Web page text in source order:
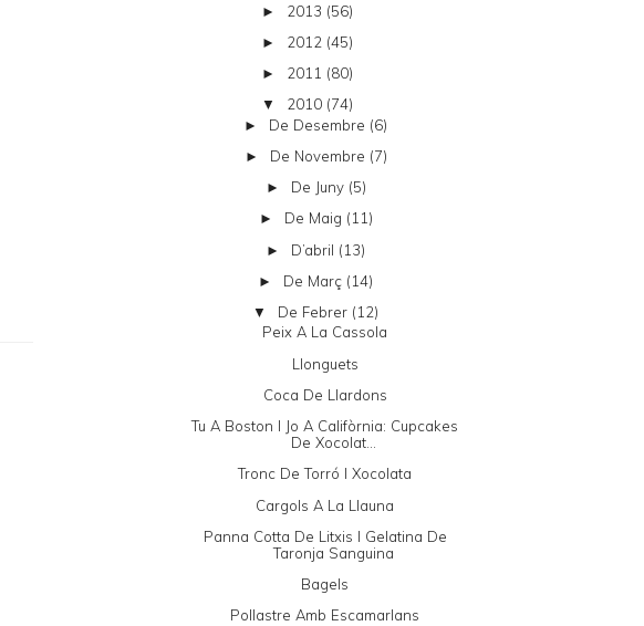
► 2013 (56)
► 2012 (45)
► 2011 (80)
▼ 2010 (74)
► De Desembre (6)
► De Novembre (7)
► De Juny (5)
► De Maig (11)
► D’abril (13)
► De Març (14)
▼ De Febrer (12)
Peix A La Cassola
Llonguets
Coca De Llardons
Tu A Boston I Jo A Califòrnia: Cupcakes
De Xocolat...
Tronc De Torró I Xocolata
Cargols A La Llauna
Panna Cotta De Litxis I Gelatina De
Taronja Sanguina
Bagels
Pollastre Amb Escamarlans